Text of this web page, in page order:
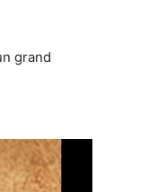
grand